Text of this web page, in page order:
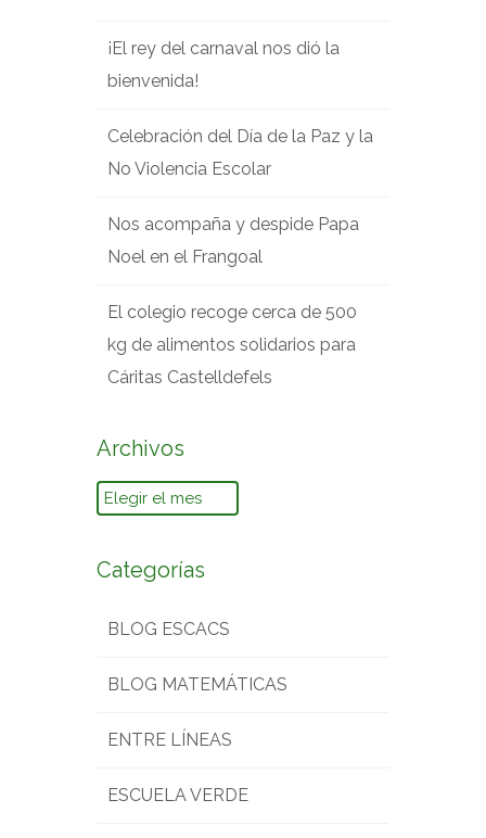
¡El rey del carnaval nos dió la
bienvenida!
Celebración del Día de la Paz y la
No Violencia Escolar
Nos acompaña y despide Papa
Noel en el Frangoal
El colegio recoge cerca de 500
kg de alimentos solidarios para
Cáritas Castelldefels
Archivos
Archivos
Categorías
BLOG ESCACS
BLOG MATEMÁTICAS
ENTRE LÍNEAS
ESCUELA VERDE